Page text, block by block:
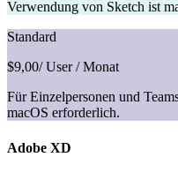
Verwendung von Sketch ist
Standard
$9,00/ User / Monat
Für Einzelpersonen und
macOS erforderlich.
Adobe XD